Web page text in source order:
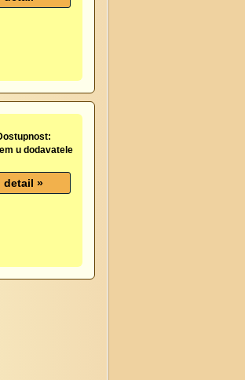
u dodavatele